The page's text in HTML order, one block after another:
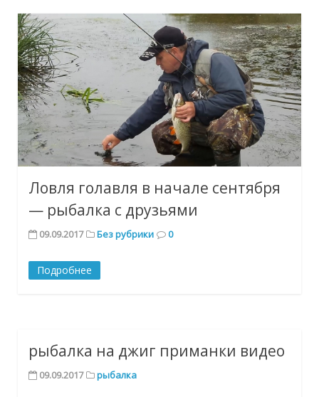
Ловля голавля в начале сентября
— рыбалка с друзьями
09.09.2017 Без рубрики 0
Подробнее
рыбалка на джиг приманки видео
09.09.2017 рыбалка